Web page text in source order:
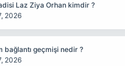
Laz Ziya Orhan kimdir ?
2026
bağlantı geçmişi nedir ?
2026